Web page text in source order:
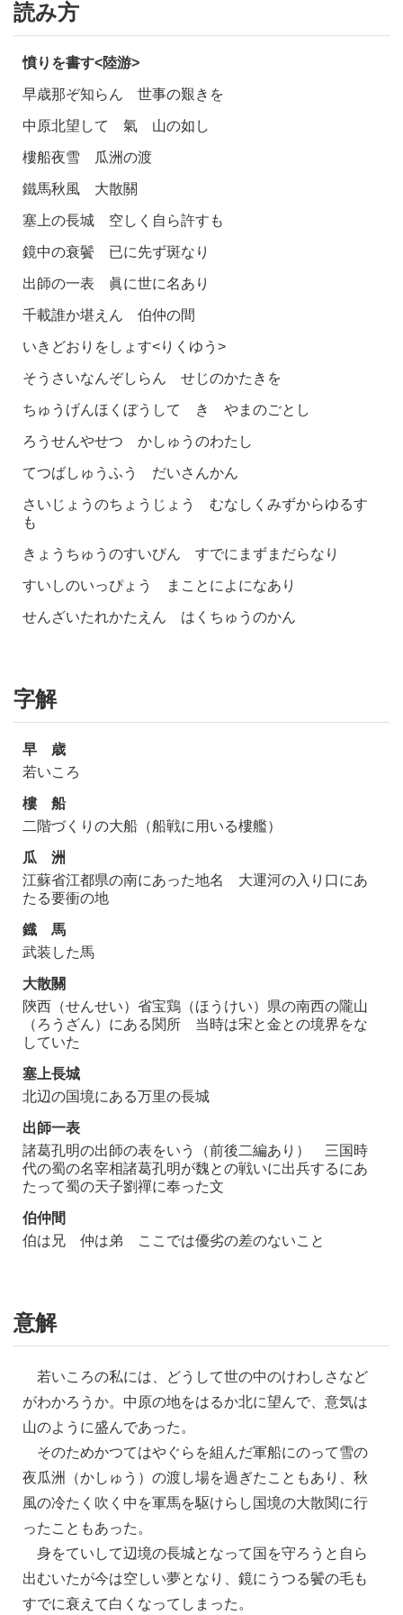
読み方
憤りを書す<陸游>
早歳那ぞ知らん 世事の艱きを
中原北望して 氣 山の如し
樓船夜雪 瓜洲の渡
鐵馬秋風 大散關
塞上の長城 空しく自ら許すも
鏡中の衰鬢 已に先ず斑なり
出師の一表 眞に世に名あり
千載誰か堪えん 伯仲の間
いきどおりをしょす<りくゆう>
そうさいなんぞしらん せじのかたきを
ちゅうげんほくぼうして き やまのごとし
ろうせんやせつ かしゅうのわたし
てつばしゅうふう だいさんかん
さいじょうのちょうじょう むなしくみずからゆるす
も
きょうちゅうのすいびん すでにまずまだらなり
すいしのいっぴょう まことによになあり
せんざいたれかたえん はくちゅうのかん
字解
早 歳
若いころ
樓 船
二階づくりの大船（船戦に用いる樓艦）
瓜 洲
江蘇省江都県の南にあった地名 大運河の入り口にあ
たる要衝の地
鐡 馬
武装した馬
大散關
陝西（せんせい）省宝鶏（ほうけい）県の南西の隴山
（ろうざん）にある関所 当時は宋と金との境界をな
していた
塞上長城
北辺の国境にある万里の長城
出師一表
諸葛孔明の出師の表をいう（前後二編あり） 三国時
代の蜀の名宰相諸葛孔明が魏との戦いに出兵するにあ
たって蜀の天子劉禪に奉った文
伯仲間
伯は兄 仲は弟 ここでは優劣の差のないこと
意解
若いころの私には、どうして世の中のけわしさなど
がわかろうか。中原の地をはるか北に望んで、意気は
山のように盛んであった。
そのためかつてはやぐらを組んだ軍船にのって雪の
夜瓜洲（かしゅう）の渡し場を過ぎたこともあり、秋
風の冷たく吹く中を軍馬を駆けらし国境の大散関に行
ったこともあった。
身をていして辺境の長城となって国を守ろうと自ら
出むいたが今は空しい夢となり、鏡にうつる鬢の毛も
すでに衰えて白くなってしまった。